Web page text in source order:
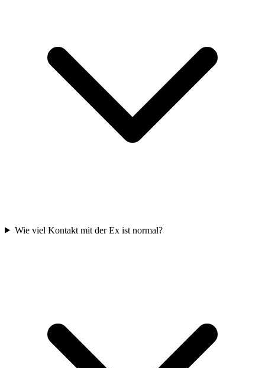
Wie viel Kontakt mit der Ex ist normal?